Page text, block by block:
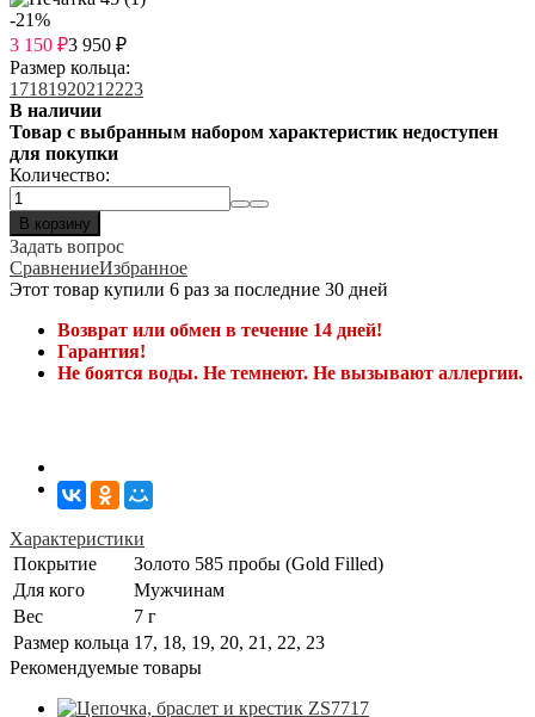
-21%
3 150 ₽3 950 ₽
Размер кольца:
17181920212223
В наличии
Товар с выбранным набором характеристик недоступен
для покупки
Количество:
В корзину
Задать вопрос
СравнениеИзбранное
Этот товар купили 6 раз за последние 30 дней
Возврат или обмен в течение 14 дней!
Гарантия!
Не боятся воды. Не темнеют. Не вызывают аллергии.
Характеристики
Покрытие
Золото 585 пробы (Gold Filled)
Для кого
Мужчинам
Вес
7 г
Размер кольца 17, 18, 19, 20, 21, 22, 23
Рекомендуемые товары